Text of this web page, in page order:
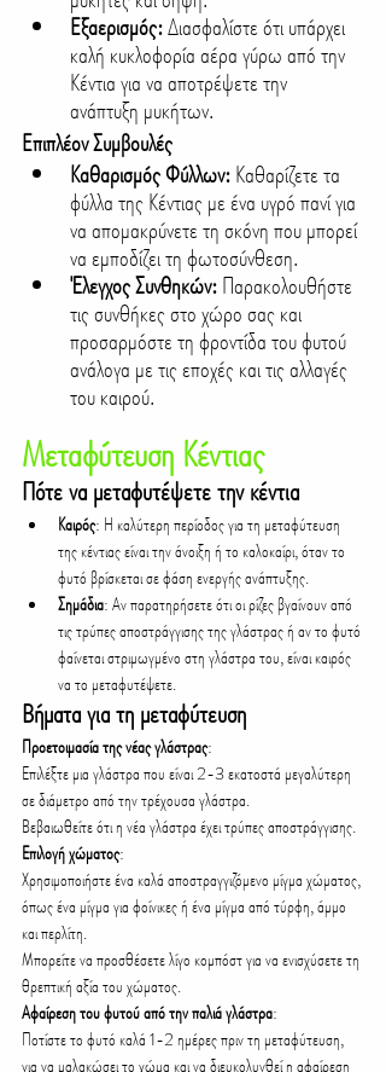
Εξαερισμός: Διασφαλίστε ότι υπάρχει
καλή κυκλοφορία αέρα γύρω από την
Κέντια για να αποτρέψετε την
ανάπτυξη μυκήτων.
Επιπλέον Συμβουλές
Καθαρισμός Φύλλων: Καθαρίζετε τα
φύλλα της Κέντιας με ένα υγρό πανί για
να απομακρύνετε τη σκόνη που μπορεί
να εμποδίζει τη φωτοσύνθεση.
Έλεγχος Συνθηκών: Παρακολουθήστε
τις συνθήκες στο χώρο σας και
προσαρμόστε τη φροντίδα του φυτού
ανάλογα με τις εποχές και τις αλλαγές
του καιρού.
Μεταφύτευση Κέντιας
Πότε να μεταφυτέψετε την κέντια
Καιρός: Η καλύτερη περίοδος για τη μεταφύτευση
της κέντιας είναι την άνοιξη ή το καλοκαίρι, όταν το
φυτό βρίσκεται σε φάση ενεργής ανάπτυξης.
Σημάδια: Αν παρατηρήσετε ότι οι ρίζες βγαίνουν από
τις τρύπες αποστράγγισης της γλάστρας ή αν το φυτό
φαίνεται στριμωγμένο στη γλάστρα του, είναι καιρός
να το μεταφυτέψετε.
Βήματα για τη μεταφύτευση
Προετοιμασία της νέας γλάστρας:
Επιλέξτε μια γλάστρα που είναι 2-3 εκατοστά μεγαλύτερη
σε διάμετρο από την τρέχουσα γλάστρα.
Βεβαιωθείτε ότι η νέα γλάστρα έχει τρύπες αποστράγγισης.
Επιλογή χώματος:
Χρησιμοποιήστε ένα καλά αποστραγγιζόμενο μίγμα χώματος,
όπως ένα μίγμα για φοίνικες ή ένα μίγμα από τύρφη, άμμο
και περλίτη.
Μπορείτε να προσθέσετε λίγο κομπόστ για να ενισχύσετε τη
θρεπτική αξία του χώματος.
Αφαίρεση του φυτού από την παλιά γλάστρα:
Ποτίστε το φυτό καλά 1-2 ημέρες πριν τη μεταφύτευση,
για να μαλακώσει το χώμα και να διευκολυνθεί η αφαίρεση